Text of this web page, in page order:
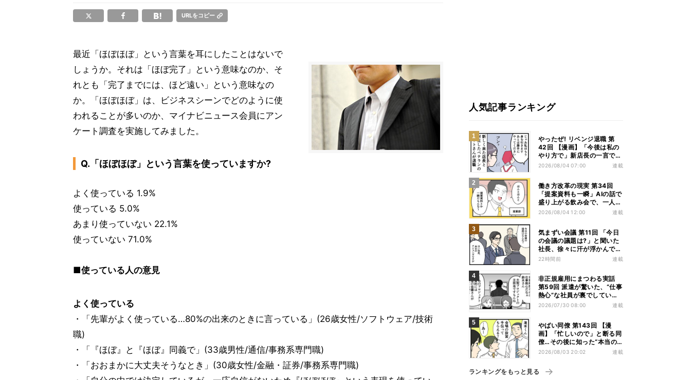
URLをコピー
最近「ほぼほぼ」という言葉を耳にしたことはないで
しょうか。それは「ほぼ完了」という意味なのか、そ
れとも「完了までには、ほど遠い」という意味なの
か。「ほぼほぼ」は、ビジネスシーンでどのように使
われることが多いのか、マイナビニュース会員にアン
ケート調査を実施してみました。
Q.「ほぼほぼ」という言葉を使っていますか?
よく使っている 1.9%
使っている 5.0%
あまり使っていない 22.1%
使っていない 71.0%
■使っている人の意見
よく使っている
・「先輩がよく使っている…80%の出来のときに言っている」(26歳女性/ソフトウェア/技術
職)
・「『ほぼ』と『ほぼ』同義で」(33歳男性/通信/事務系専門職)
・「おおまかに大丈夫そうなとき」(30歳女性/金融・証券/事務系専門職)
人気記事ランキング
やったぜ! リベンジ退職 第
42回 【漫画】「今後は私の
やり方で」新店長の一言でベ
テラン退職→崩壊した現場
2026/08/04 07:00 連載
働き方改革の現実 第34回
「提案資料も一瞬」AIの話で
盛り上がる飲み会で、一人だ
け笑えなかった理由
2026/08/04 12:00 連載
気まずい会議 第11回 「今日
の会議の議題は?」と聞いた
社長、徐々に汗が浮かんでき
た
22時間前 連載
非正規雇用にまつわる実話
第59回 派遣が驚いた、“仕事
熱心”な社員が裏でしていた
別の業務
2026/07/30 08:00 連載
やばい同僚 第143回 【漫
画】「忙しいので」と断る同
僚…その後に知った“本当の
理由”とは?
2026/08/03 20:02 連載
ランキングをもっと見る